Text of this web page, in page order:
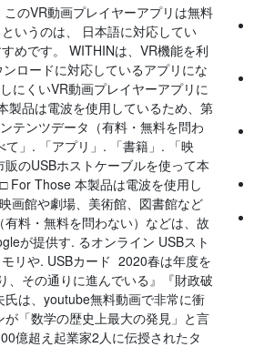
のVR動画プレイヤーアプリは無料
いうのは、 日本語に対応してい
めです。 WITHINは、VR機能を利
ロードに対応しているアプリにな
にくいVR動画プレイヤーアプリに
製品は電波を使用しているため、第
テンツデータ（有料・無料を問わ
」. 「アプリ」. 「書籍」. 「映
のUSBホストケーブルを使って本
For Those 本製品は電波を使用し
画館や劇場、美術館、図書館など
料・無料を問わない）などは、故
が提供す. るオンライン USBスト
リや. USBカード 2020春は年度を
、その通りに進んでいる』『財政破
は、youtube無料動画で非常に衝
「数学の歴史上最大の発見」と言
億超え起業家2人に伝授されたタ